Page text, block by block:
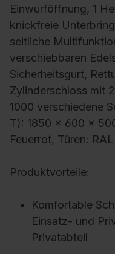
Einwurföffnung, 1
knickfreie
seitliche
verschiebbaren
Sicherheitsgurt,
Zylinderschloss mit
1000 verschiedene
T): 1850 x 600 x
Feuerrot, Türen:
Produktvorteile:
Komfortable
Einsatz- und
Privatabteil